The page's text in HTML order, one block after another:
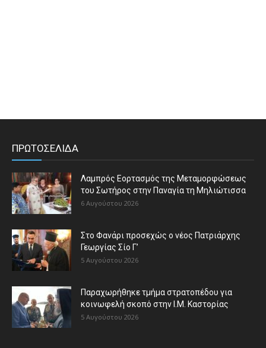
ΠΡΩΤΟΣΕΛΙΔΑ
Λαμπρός Εορτασμός της Μεταμορφώσεως
του Σωτήρος στην Παναγία τη Μηλιώτισσα
6 Αυγούστου 2026
Στο Φανάρι προσεχώς ο νέος Πατριάρχης
Γεωργίας Σίο Γ’
5 Αυγούστου 2026
Παραχωρήθηκε τμήμα στρατοπέδου για
κοινωφελή σκοπό στην Ι.Μ. Καστορίας
5 Αυγούστου 2026